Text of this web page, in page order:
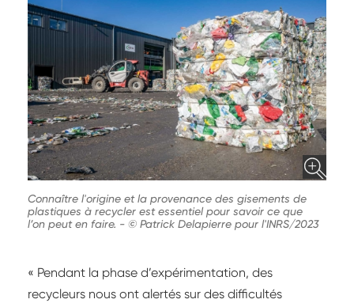
Connaître l'origine et la provenance des gisements de
plastiques à recycler est essentiel pour savoir ce que
l’on peut en faire. - © Patrick Delapierre pour l'INRS/2023
« Pendant la phase d’expérimentation, des
recycleurs nous ont alertés sur des difficultés